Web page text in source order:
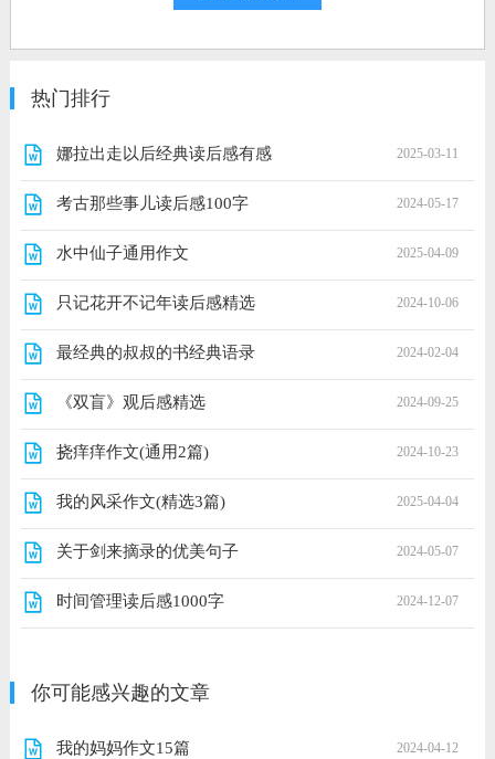
热门排行
娜拉出走以后经典读后感有感 2025-03-11
考古那些事儿读后感100字 2024-05-17
水中仙子通用作文 2025-04-09
只记花开不记年读后感精选 2024-10-06
最经典的叔叔的书经典语录 2024-02-04
《双盲》观后感精选 2024-09-25
挠痒痒作文(通用2篇) 2024-10-23
我的风采作文(精选3篇) 2025-04-04
关于剑来摘录的优美句子 2024-05-07
时间管理读后感1000字 2024-12-07
你可能感兴趣的文章
我的妈妈作文15篇 2024-04-12